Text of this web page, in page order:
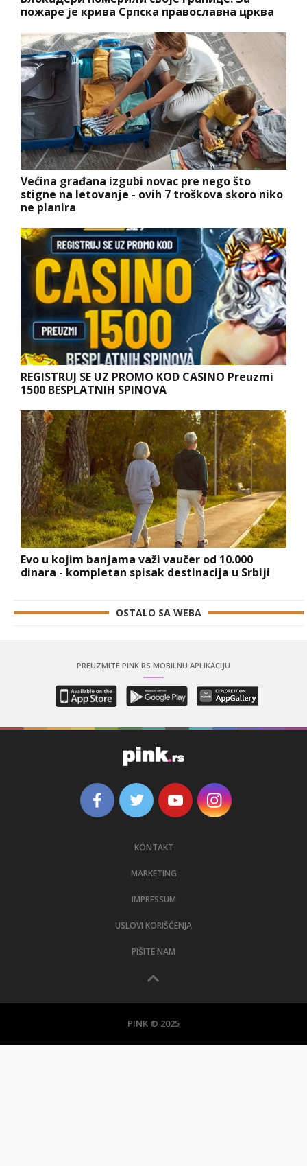
пожаре је крива Српска православна црква
Većina građana izgubi novac pre nego što
stigne na letovanje - ovih 7 troškova skoro niko
ne planira
REGISTRUJ SE UZ PROMO KOD CASINO Preuzmi
1500 BESPLATNIH SPINOVA
Evo u kojim banjama važi vaučer od 10.000
dinara - kompletan spisak destinacija u Srbiji
OSTALO SA WEBA
PREUZMITE PINK.RS MOBILNU APLIKACIJU
KONTAKT
MARKETING
IMPRESSUM
USLOVI KORIŠĆENJA
PIŠITE NAM
PINK © 2025